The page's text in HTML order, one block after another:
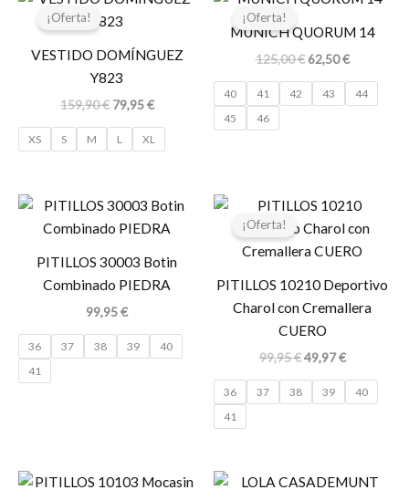
¡Oferta!
VESTIDO DOMÍNGUEZ
Y823
159,90€
original
159,90 €.
79,95€
79,95 €.
XS S M L XL
¡Oferta!
MUNICH QUORUM 14
125,00€
precio
original
125,00 €.
62,50€
actual
62,50 €.
40 41 42 43
44
45
46
PITILLOS 30003 Botin
Combinado PIEDRA
99,95€
36 37 38 39
40
41
¡Oferta!
PITILLOS 10210 Deportivo
Charol con Cremallera
CUERO
99,95€
El
original
era:
49,97€
El
actual
es:
36 37 38 39
40
41
El
El